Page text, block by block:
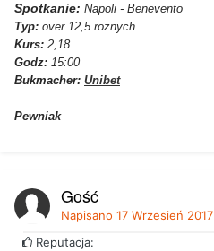
Spotkanie: Napoli - Benevento
Typ: over 12,5 roznych
Kurs: 2,18
Godz: 15:00
Bukmacher: Unibet
Pewniak
Gość
Napisano 17 Wrzesień 2017
Reputacja: